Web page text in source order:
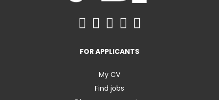
FOR APPLICANTS
My CV
Find jobs